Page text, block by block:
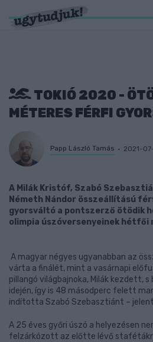
TOKIÓ 2020 -
MÉTERES FÉRFI
Papp László Tamás 2021-
A Milák Kristóf, Szabó
Németh Nándor összeállítású
gyorsváltó a pontszerző ötödik
olimpia úszóversenyeinek hétfői
A magyar négyes ugyanabban az
várta a finálét, mint a vasárnapi
pillangó világbajnoka, Milák kezdett,
idején, így is 48 másodperc felett
indította Szabó Szebasztiánt –
A 25 éves győri úszó a helyezésen
felzárkózott az előtte lévő